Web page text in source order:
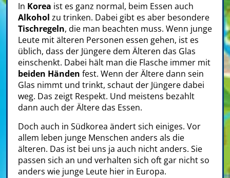
In Korea ist es ganz normal, beim Essen auch
Alkohol zu trinken. Dabei gibt es aber besondere
Tischregeln, die man beachten muss. Wenn junge
Leute mit älteren Personen essen gehen, ist es
üblich, dass der Jüngere dem Älteren das Glas
einschenkt. Dabei hält man die Flasche immer mit
beiden Händen fest. Wenn der Ältere dann sein
Glas nimmt und trinkt, schaut der Jüngere dabei
weg. Das zeigt Respekt. Und meistens bezahlt
dann auch der Ältere das Essen.
Doch auch in Südkorea ändert sich einiges. Vor
allem leben junge Menschen anders als die
älteren. Das ist bei uns ja auch nicht anders. Sie
passen sich an und verhalten sich oft gar nicht so
anders wie junge Leute hier in Europa.